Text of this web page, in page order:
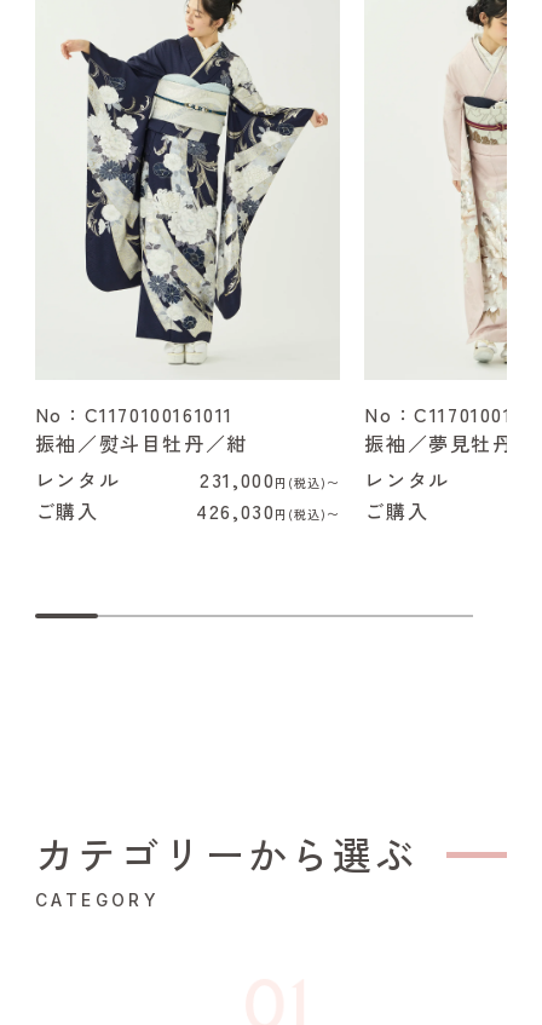
No：C1170100161011
振袖／熨斗目牡丹／紺
レンタル
231,000 円(税込)〜
ご購入 426,030 円(税込)〜
No：
振袖／夢見牡丹／
レンタル
ご購入
カテゴリーから選ぶ
CATEGORY